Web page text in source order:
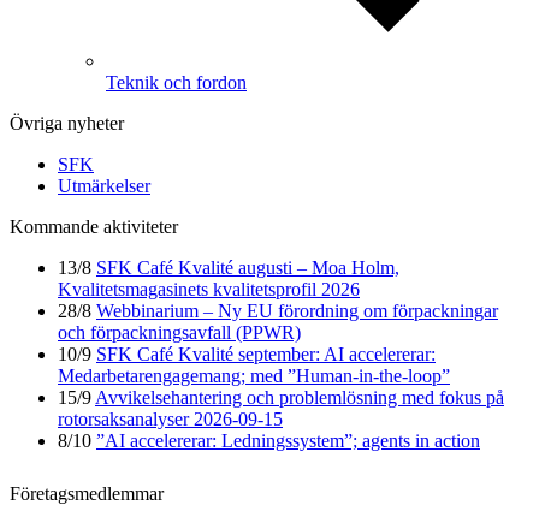
Teknik och fordon
Övriga nyheter
SFK
Utmärkelser
Kommande aktiviteter
13/8 SFK Café Kvalité augusti – Moa Holm,
Kvalitetsmagasinets kvalitetsprofil 2026
28/8 Webbinarium – Ny EU förordning om förpackningar
och förpackningsavfall (PPWR)
10/9 SFK Café Kvalité september: AI accelererar:
Medarbetarengagemang; med ”Human-in-the-loop”
15/9 Avvikelsehantering och problemlösning med fokus på
rotorsaksanalyser 2026-09-15
8/10 ”AI accelererar: Ledningssystem”; agents in action
Företagsmedlemmar